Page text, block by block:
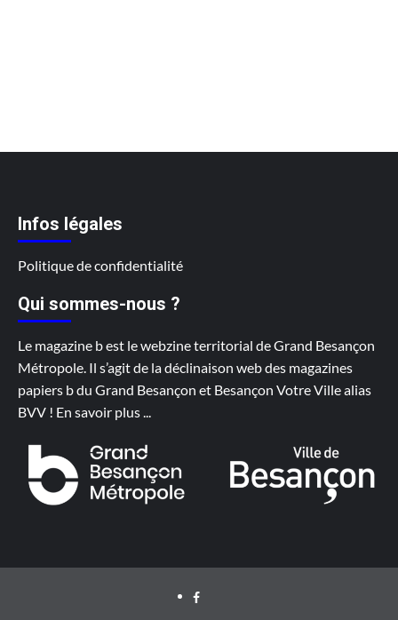
Infos légales
Politique de confidentialité
Qui sommes-nous ?
Le magazine b est le webzine territorial de Grand Besançon
Métropole. Il s’agit de la déclinaison web des magazines
papiers b du Grand Besançon et Besançon Votre Ville alias
BVV ! En savoir plus...
Facebook